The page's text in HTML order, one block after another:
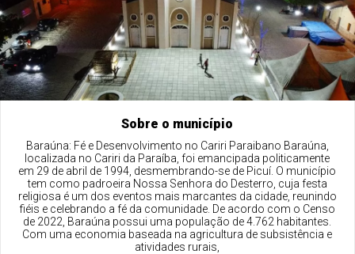
Sobre o município
Baraúna: Fé e Desenvolvimento no Cariri Paraibano Baraúna,
localizada no Cariri da Paraíba, foi emancipada politicamente
em 29 de abril de 1994, desmembrando-se de Picuí. O município
tem como padroeira Nossa Senhora do Desterro, cuja festa
religiosa é um dos eventos mais marcantes da cidade, reunindo
fiéis e celebrando a fé da comunidade. De acordo com o Censo
de 2022, Baraúna possui uma população de 4.762 habitantes.
Com uma economia baseada na agricultura de subsistência e
atividades rurais,